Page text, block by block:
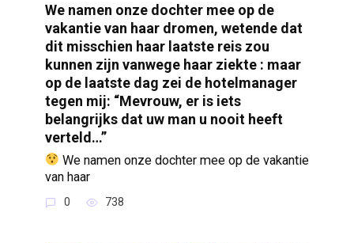
We namen onze dochter mee op de
vakantie van haar dromen, wetende dat
dit misschien haar laatste reis zou
kunnen zijn vanwege haar ziekte : maar
op de laatste dag zei de hotelmanager
tegen mij: “Mevrouw, er is iets
belangrijks dat uw man u nooit heeft
verteld…”
We namen onze dochter mee op de vakantie
van haar
0 738